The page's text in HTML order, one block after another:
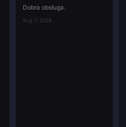
Dobra obsługa.
Aug 7, 2026